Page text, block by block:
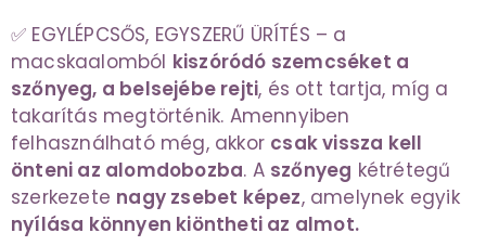
✅ EGYLÉPCSŐS, EGYSZERŰ ÜRÍTÉS – a
macskaalomból kiszóródó szemcséket a
szőnyeg, a belsejébe rejti, és ott tartja, míg a
takarítás megtörténik. Amennyiben
felhasználható még, akkor csak vissza kell
önteni az alomdobozba. A szőnyeg kétrétegű
szerkezete nagy zsebet képez, amelynek egyik
nyílása könnyen kiöntheti az almot.